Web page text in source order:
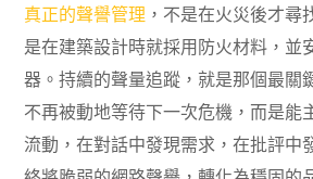
真正的聲譽管理 ，不是在火災後才尋
是在建築設計時就採用防火材料，並
器。持續的聲量追蹤，就是那個最關
不再被動地等待下一次危機，而是能
流動，在對話中發現需求，在批評中